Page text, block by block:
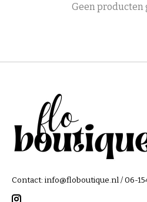
Geen producten
Contact: info@floboutique.nl/ 06-